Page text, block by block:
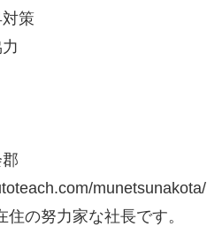
策
munetsunakota/
の努力家な社長です。